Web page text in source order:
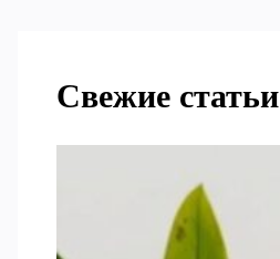
Свежие статьи